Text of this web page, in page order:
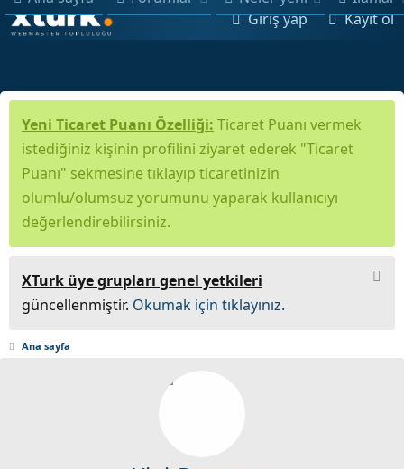
Giriş yap Kayıt ol
Yeni Ticaret Puanı Özelliği: Ticaret Puanı vermek
istediğiniz kişinin profilini ziyaret ederek "Ticaret
Puanı" sekmesine tıklayıp ticaretinizin
olumlu/olumsuz yorumunu yaparak kullanıcıyı
değerlendirebilirsiniz.
XTurk üye grupları genel yetkileri
güncellenmiştir. Okumak için tıklayınız.
Ana sayfa